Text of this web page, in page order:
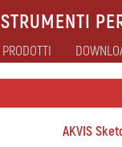
STRUMENTI
PRODOTTI
AKVIS